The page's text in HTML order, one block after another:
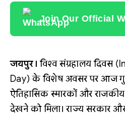
Join Our Official
जयपुर। विश्व संग्रहालय दिवस
Day) के विशेष अवसर पर आज
ऐतिहासिक स्मारकों और
देखने को मिला। राज्य सरकार